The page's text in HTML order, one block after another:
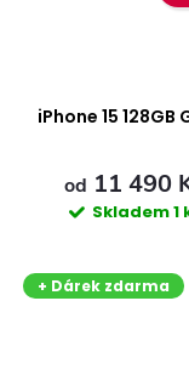
iPhone 15 128GB
od 11 490
Skladem1
+ Dárek zdarma